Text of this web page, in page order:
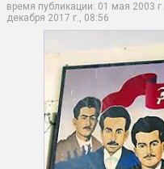
время публикации: 01 мая 2003
декабря 2017 г., 08:56